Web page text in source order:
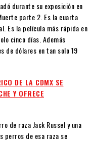
durante su exposición en
parte 2. Es la cuarta
Es la película más rápida en
cinco días. Además
de dólares en tan solo 19
DE LA CDMX SE
Y OFRECE
de raza Jack Russel y una
perros de esa raza se